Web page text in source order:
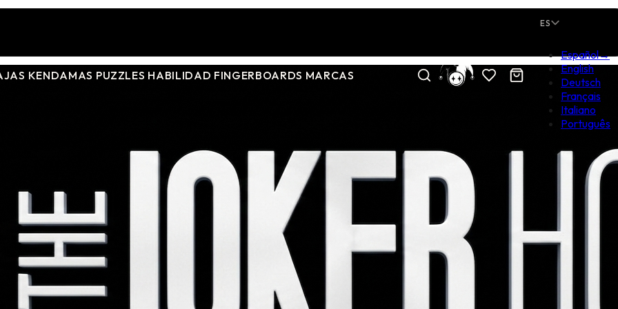
KENDAMAS PUZZLES HABILIDAD FINGERBOARDS MARCAS
ES
Español→
English
Deutsch
Français
Italiano
Português